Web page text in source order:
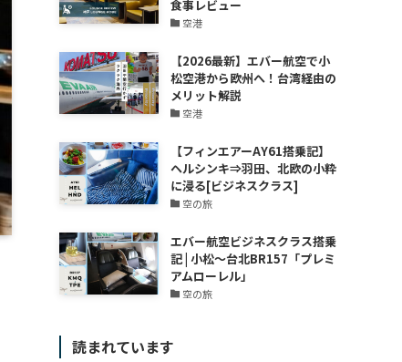
食事レビュー
空港
【2026最新】エバー航空で小
松空港から欧州へ！台湾経由の
メリット解説
空港
【フィンエアーAY61搭乗記】
ヘルシンキ⇒羽田、北欧の小粋
に浸る[ビジネスクラス]
空の旅
エバー航空ビジネスクラス搭乗
記 | 小松～台北BR157「プレミ
アムローレル」
空の旅
読まれています